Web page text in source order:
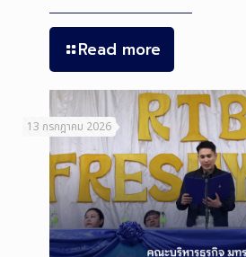
Read more
13 กรกฎาคม 2026